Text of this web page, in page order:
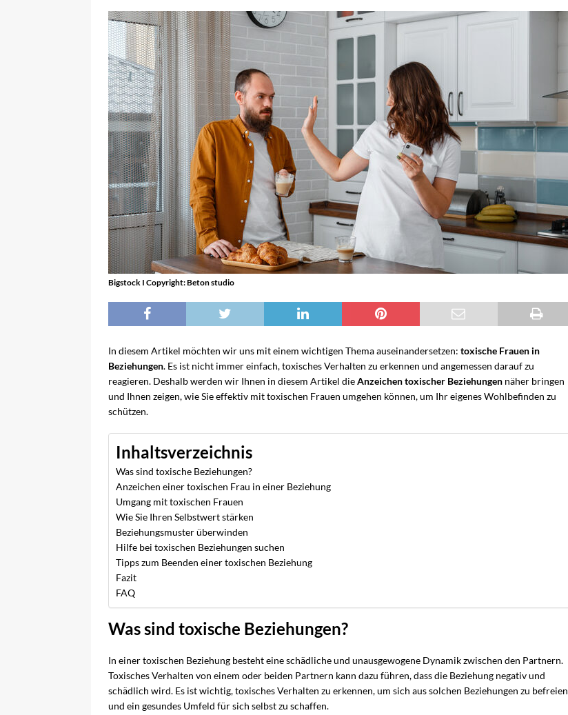
Bigstock I Copyright: Beton studio
In diesem Artikel möchten wir uns mit einem wichtigen Thema auseinandersetzen: toxische Frauen in
Beziehungen. Es ist nicht immer einfach, toxisches Verhalten zu erkennen und angemessen darauf zu
reagieren. Deshalb werden wir Ihnen in diesem Artikel dieAnzeichen toxischer Beziehungen näher bringen
und Ihnen zeigen, wie Sie effektiv mit toxischen Frauen umgehen können, um Ihr eigenes Wohlbefinden zu
schützen.
Inhaltsverzeichnis
Was sind toxische Beziehungen?
Anzeichen einer toxischen Frau in einer Beziehung
Umgang mit toxischen Frauen
Wie Sie Ihren Selbstwert stärken
Beziehungsmuster überwinden
Hilfe bei toxischen Beziehungen suchen
Tipps zum Beenden einer toxischen Beziehung
Fazit
FAQ
Was sind toxische Beziehungen?
In einer toxischen Beziehung besteht eine schädliche und unausgewogene Dynamik zwischen den Partnern.
Toxisches Verhalten von einem oder beiden Partnern kann dazu führen, dass die Beziehung negativ und
schädlich wird. Es ist wichtig, toxisches Verhalten zu erkennen, um sich aus solchen Beziehungen zu befreien
und ein gesundes Umfeld für sich selbst zu schaffen.